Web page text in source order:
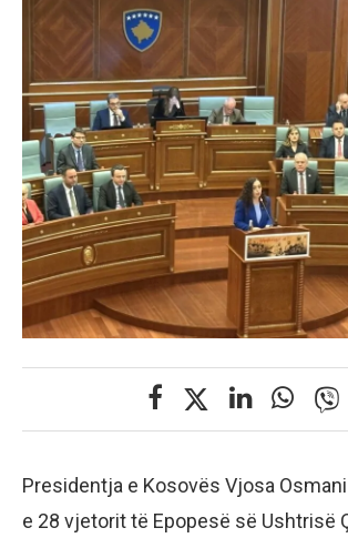
Presidentja e Kosovës Vjosa
e 28 vjetorit të Epopesë së Ushtrisë